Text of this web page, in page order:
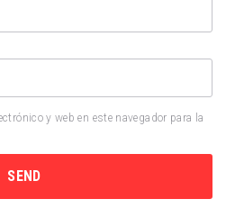
y web en este navegador para la